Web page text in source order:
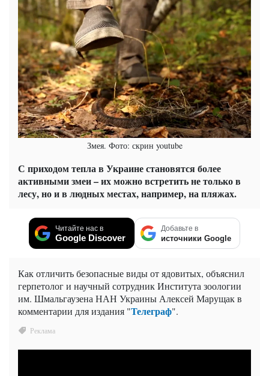
Змея. Фото: скрин youtube
С приходом тепла в Украине становятся более
активными змеи – их можно встретить не только в
лесу, но и в людных местах, например, на пляжах.
Читайте нас в
Google Discover
Добавьте в
источники Google
Как отличить безопасные виды от ядовитых, объяснил
герпетолог и научный сотрудник Института зоологии
им. Шмальгаузена НАН Украины Алексей Марущак в
комментарии для издания "Телеграф".